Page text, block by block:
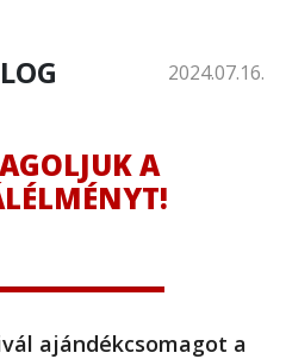
2024.07.16.
A
ajándékcsomagot a